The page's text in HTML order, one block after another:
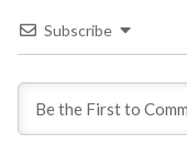
Subscribe